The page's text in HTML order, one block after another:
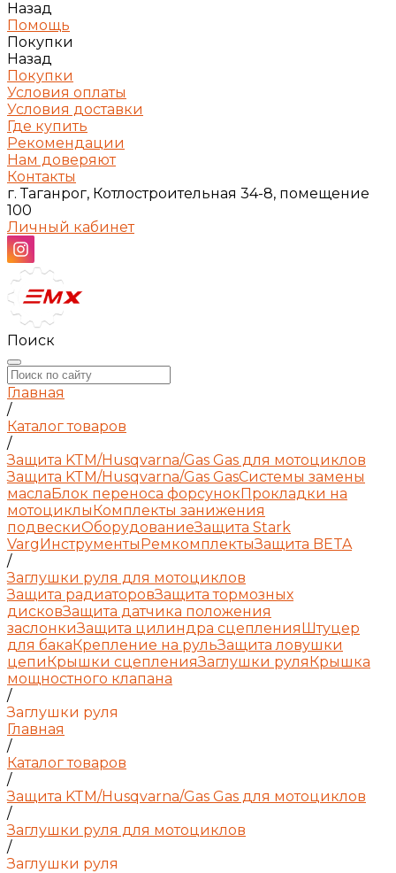
Назад
Помощь
Покупки
Назад
Покупки
Условия оплаты
Условия доставки
Где купить
Рекомендации
Нам доверяют
Контакты
г. Таганрог, Котлостроительная 34-8, помещение
100
Личный кабинет
Поиск
Главная
/
Каталог товаров
/
Защита KTM/Husqvarna/Gas Gas для мотоциклов
Защита KTM/Husqvarna/Gas GasСистемы замены
маслаБлок переноса форсунокПрокладки на
мотоциклыКомплекты занижения
подвескиОборудованиеЗащита Stark
VargИнструментыРемкомплектыЗащита BETA
/
Заглушки руля для мотоциклов
Защита радиаторовЗащита тормозных
дисковЗащита датчика положения
заслонкиЗащита цилиндра сцепленияШтуцер
для бакаКрепление на рульЗащита ловушки
цепиКрышки сцепленияЗаглушки руляКрышка
мощностного клапана
/
Заглушки руля
Главная
/
Каталог товаров
/
Защита KTM/Husqvarna/Gas Gas для мотоциклов
/
Заглушки руля для мотоциклов
/
Заглушки руля